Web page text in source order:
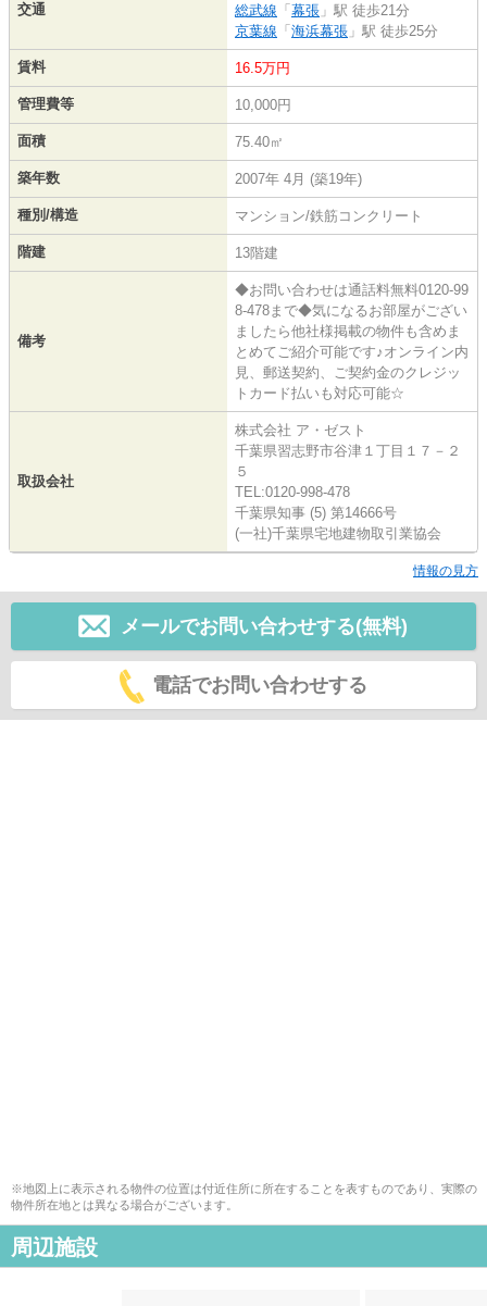
交通
総武線 「 幕張 」駅 徒歩21分
京葉線 「 海浜幕張 」駅 徒歩25分
賃料 16.5万円
管理費等 10,000円
面積 75.40㎡
築年数 2007年 4月 (築19年)
種別/構造 マンション/鉄筋コンクリート
階建 13階建
備考
◆お問い合わせは通話料無料0120-99
8-478まで◆気になるお部屋がござい
ましたら他社様掲載の物件も含めま
とめてご紹介可能です♪オンライン内
見、郵送契約、ご契約金のクレジッ
トカード払いも対応可能☆
取扱会社
株式会社 ア・ゼスト
千葉県習志野市谷津１丁目１７－２
５
TEL:0120-998-478
千葉県知事 (5) 第14666号
(一社)千葉県宅地建物取引業協会
情報の見方
メールでお問い合わせする(無料)
電話でお問い合わせする
※地図上に表示される物件の位置は付近住所に所在することを表すものであり、実際の
物件所在地とは異なる場合がございます。
周辺施設